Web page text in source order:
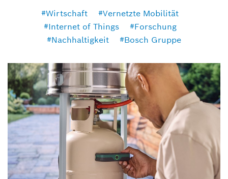
Wirtschaft
Vernetzte Mobilität
Internet of Things
Forschung
Nachhaltigkeit
Bosch Gruppe